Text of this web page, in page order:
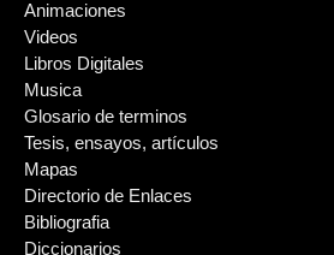
Animaciones
Videos
Libros Digitales
Musica
Glosario de terminos
Tesis, ensayos, artículos
Mapas
Directorio de Enlaces
Bibliografia
Diccionarios